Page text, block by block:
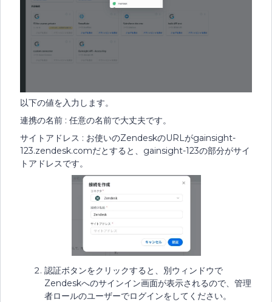
以下の値を入力します。
連携の名前 : 任意の名前で大丈夫です。
サイトアドレス : お使いのZendeskのURLがgainsight-
123.zendesk.comだとすると、gainsight-123の部分がサイ
トアドレスです。
認証ボタンをクリックすると、別ウィンドウで
Zendeskへのサインイン画面が表示されるので、管理
者ロールのユーザーでログインをしてください。